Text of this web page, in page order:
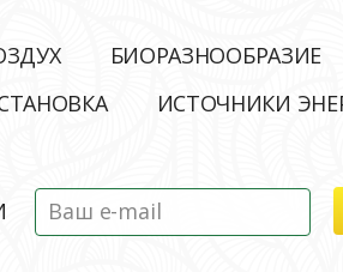
БИОРАЗНООБРАЗИЕ
ИСТОЧНИКИ